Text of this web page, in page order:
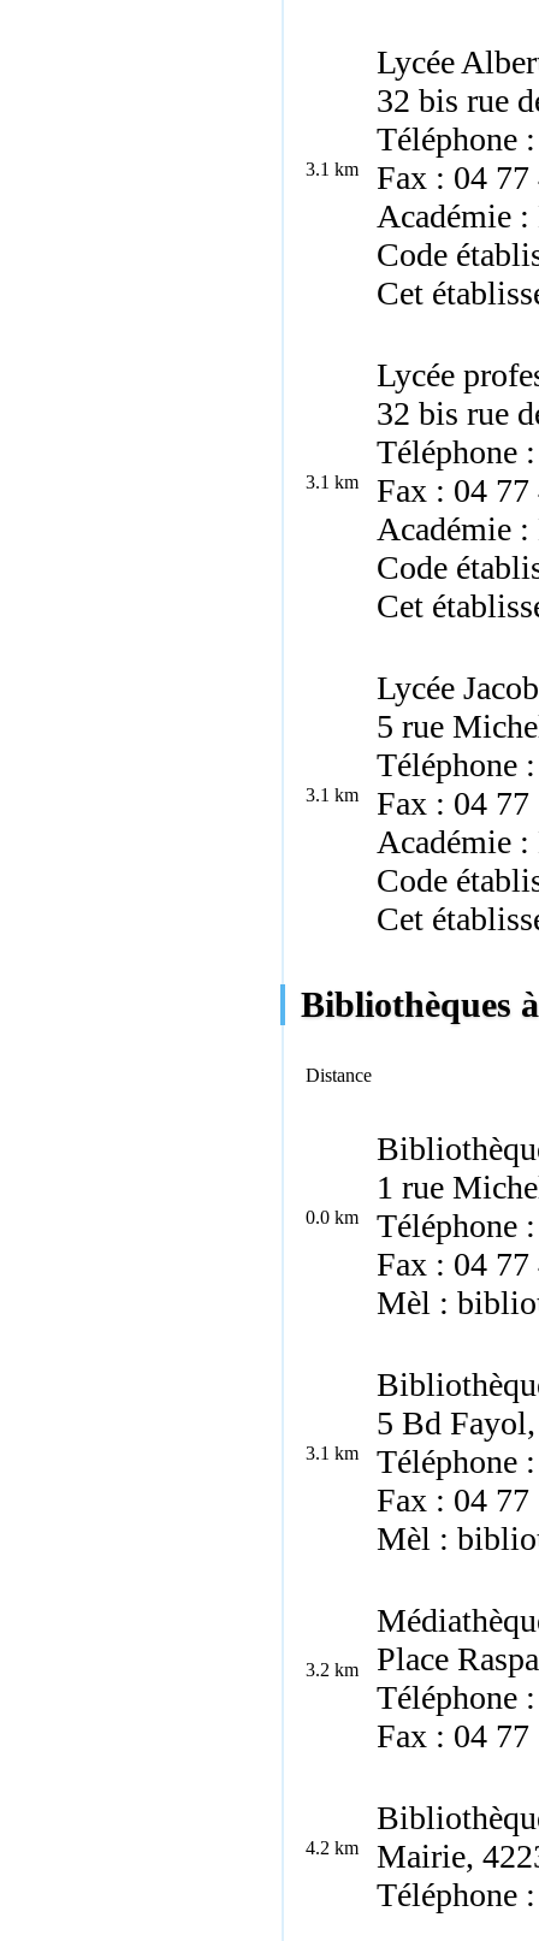
3.1 km
Lycée
32 bis rue
Téléphone
Fax : 04 77
Académie
Code
Cet
3.1 km
Lycée
32 bis rue
Téléphone
Fax : 04 77
Académie
Code
Cet
3.1 km
Lycée
5 rue
Téléphone
Fax : 04 77
Académie
Code
Cet
Bibliothèques
Distance
0.0 km
1 rue
Téléphone
Fax : 04 77
Mèl :
3.1 km
5 Bd
Téléphone
Fax : 04 77
Mèl :
3.2 km
Place
Téléphone
Fax : 04 77
4.2 km
Mairie,
Téléphone